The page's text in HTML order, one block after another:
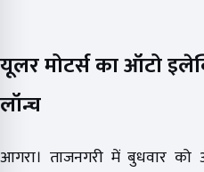
यूलर मोटर्स का ऑटो
लॉन्च
आगरा। ताजनगरी में बुधवार